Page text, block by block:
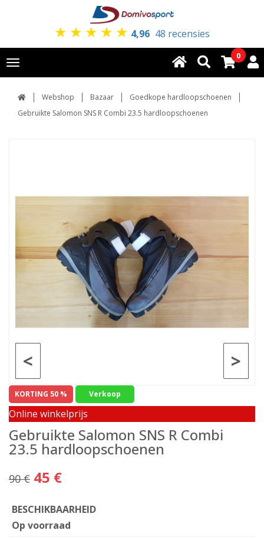
★ ★ ★ ★ ★ 4,96 48 recensies
Toggle
navigation
0
Webshop Bazaar
Goedkope hardloopschoenen
Gebruikte Salomon SNS R Combi 23.5 hardloopschoenen
>
<
KORTING 50 % Verkoop
Online winkelprijs
Gebruikte Salomon SNS R Combi
23.5 hardloopschoenen
90 € 45 €
BESCHIKBAARHEID
Op voorraad